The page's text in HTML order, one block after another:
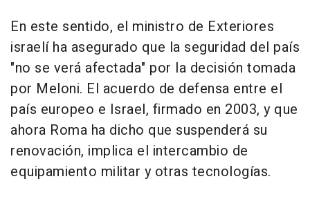
En este sentido, el ministro de Exteriores
israelí ha asegurado que la seguridad del país
"no se verá afectada" por la decisión tomada
por Meloni. El acuerdo de defensa entre el
país europeo e Israel, firmado en 2003, y que
ahora Roma ha dicho que suspenderá su
renovación, implica el intercambio de
equipamiento militar y otras tecnologías.